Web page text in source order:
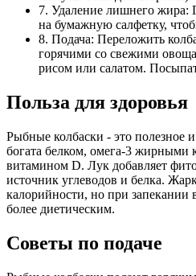
7. Удаление лишнего жира:
на бумажную салфетку,
8. Подача: Переложить
горячими со свежими
рисом или салатом.
Польза для здоровья
Рыбные колбаски - это полезное
богата белком, омега-3 жирными
витамином D. Лук добавляет
источник углеводов и белка.
калорийности, но при запекании
более диетическим.
Советы по подаче